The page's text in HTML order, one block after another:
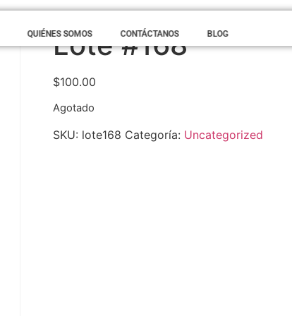
QUIÉNES SOMOS CONTÁCTANOS BLOG
Lote #168
$100.00
Agotado
SKU: lote168 Categoría: Uncategorized